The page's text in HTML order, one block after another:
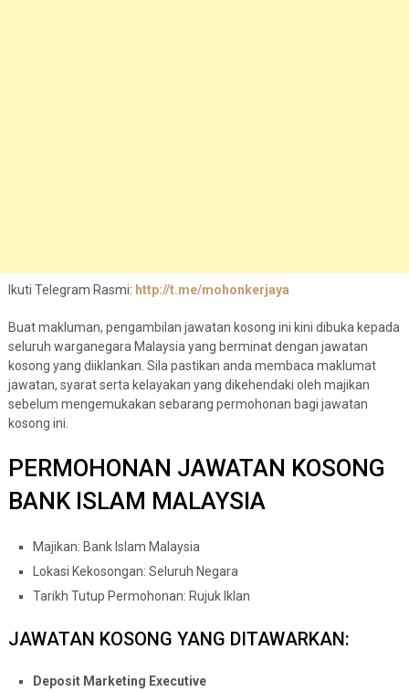
Ikuti Telegram Rasmi: http://t.me/mohonkerjaya
Buat makluman, pengambilan jawatan kosong ini kini dibuka kepada
seluruh warganegara Malaysia yang berminat dengan jawatan
kosong yang diiklankan. Sila pastikan anda membaca maklumat
jawatan, syarat serta kelayakan yang dikehendaki oleh majikan
sebelum mengemukakan sebarang permohonan bagi jawatan
kosong ini.
PERMOHONAN JAWATAN KOSONG
BANK ISLAM MALAYSIA
Majikan: Bank Islam Malaysia
Lokasi Kekosongan: Seluruh Negara
Tarikh Tutup Permohonan: Rujuk Iklan
JAWATAN KOSONG YANG DITAWARKAN:
Deposit Marketing Executive